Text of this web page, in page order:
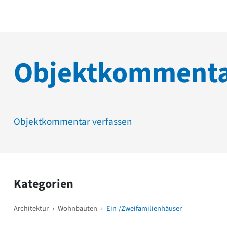
Objektkommentar verfassen
Kategorien
Architektur › Wohnbauten › Ein-/Zweifamilienhäuser